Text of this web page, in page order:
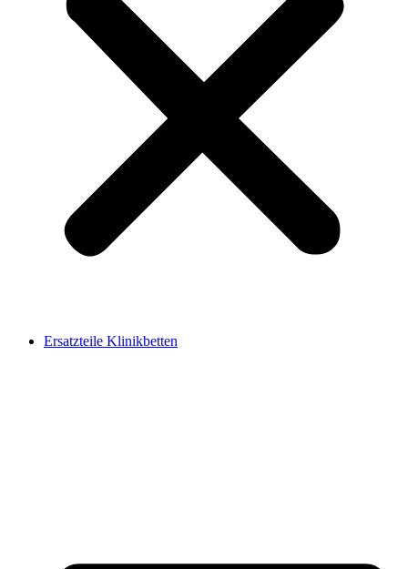
Ersatzteile Klinikbetten